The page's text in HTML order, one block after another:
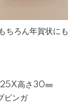
ちろん年賀状にも
高さ30㎜
ビンガ